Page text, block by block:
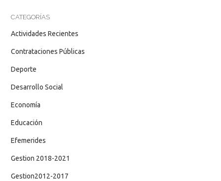
CATEGORÍAS
Actividades Recientes
Contrataciones Públicas
Deporte
Desarrollo Social
Economía
Educación
Efemerides
Gestion 2018-2021
Gestion2012-2017